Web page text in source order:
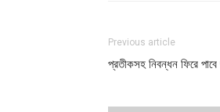
Previous article
প্রতীকসহ নিবন্ধন ফিরে পাবে